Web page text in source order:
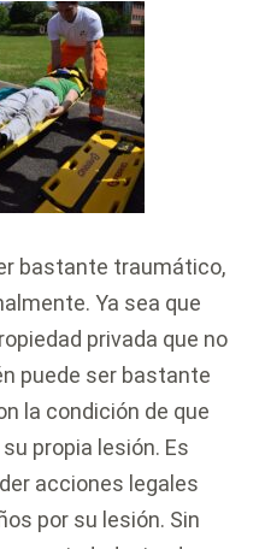
bastante traumático,
Ya sea que
privada que no
puede ser bastante
la condición de que
propia lesión. Es
acciones legales
por su lesión. Sin